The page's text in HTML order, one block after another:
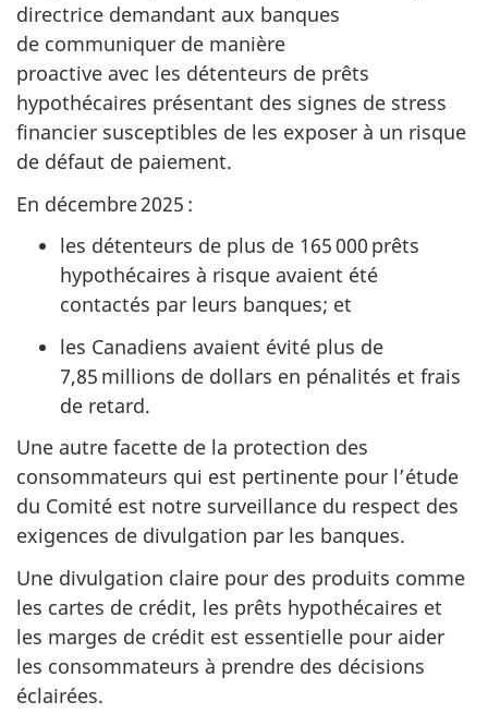
directrice demandant aux banques
de communiquer de manière
proactive avec les détenteurs de prêts
hypothécaires présentant des signes de stress
financier susceptibles de les exposer à un risque
de défaut de paiement.
En décembre 2025 :
les détenteurs de plus de 165 000 prêts
hypothécaires à risque avaient été
contactés par leurs banques; et
les Canadiens avaient évité plus de
7,85 millions de dollars en pénalités et frais
de retard.
Une autre facette de la protection des
consommateurs qui est pertinente pour l’étude
du Comité est notre surveillance du respect des
exigences de divulgation par les banques.
Une divulgation claire pour des produits comme
les cartes de crédit, les prêts hypothécaires et
les marges de crédit est essentielle pour aider
les consommateurs à prendre des décisions
éclairées.